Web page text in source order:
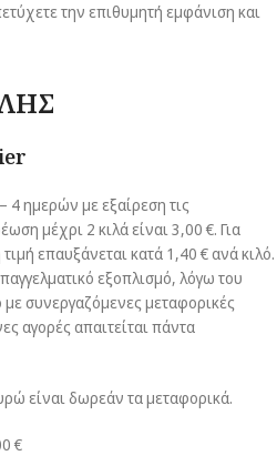
την επιθυμητή εμφάνιση και
4 ημερών με εξαίρεση τις
μέχρι 2 κιλά είναι 3,00 €. Για
επαυξάνεται κατά 1,40 € ανά κιλό.
εξοπλισμό, λόγω του
συνεργαζόμενες μεταφορικές
αγορές απαιτείται πάντα
είναι δωρεάν τα μεταφορικά.
€